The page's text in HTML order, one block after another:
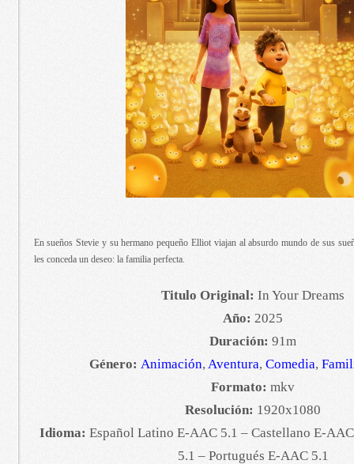
En sueños Stevie y su hermano pequeño Elliot viajan al absurdo mundo de sus
les conceda un deseo: la familia perfecta.
Titulo Original: In Your Dreams
Año: 2025
Duración: 91m
Género: Animación,Aventura, Comedia,
Formato: mkv
Resolución: 1920x1080
Idioma: Español Latino E-AAC 5.1 – Castellano E-
5.1 – Portugués E-AAC 5.1